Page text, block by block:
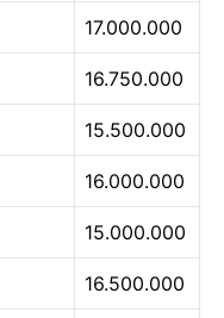
17.000.000
16.750.000
15.500.000
16.000.000
15.000.000
16.500.000